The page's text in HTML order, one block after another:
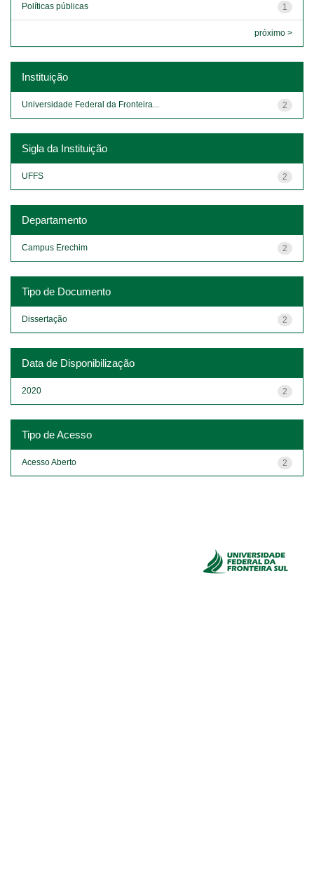
1
Políticas públicas
próximo >
Instituição
2
Universidade Federal da Fronteira...
Sigla da Instituição
2
UFFS
Departamento
2
Campus Erechim
Tipo de Documento
2
Dissertação
Data de Disponibilização
2
2020
Tipo de Acesso
2
Acesso Aberto